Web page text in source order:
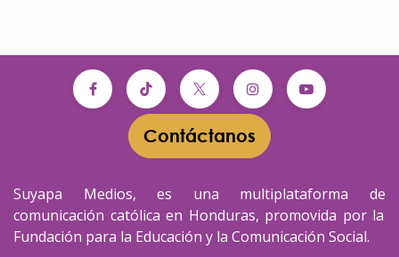
Contáctanos​​
Suyapa Medios, es una multiplataforma de
comunicación católica en Honduras, promovida por la
Fundación para la Educación y la Comunicación Social.